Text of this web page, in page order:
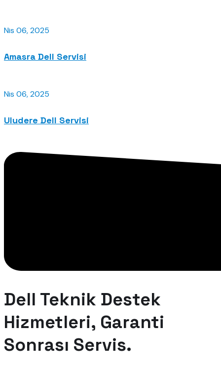
Nis 06, 2025
Amasra Dell Servisi
Nis 06, 2025
Uludere Dell Servisi
Dell Teknik Destek
Hizmetleri, Garanti
Sonrası Servis.